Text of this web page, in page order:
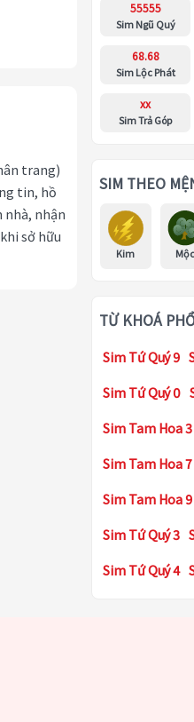
trang)
tin, hồ
nhà, nhận
sở hữu
55555
Sim Ngũ Quý
68.68
Sim Lộc Phát
xx
Sim Trả Góp
SIM THEO
Kim Mộc
TỪ KHOÁ
Sim Tứ Quý 9
Sim Tứ Quý 0
Sim Tam Hoa 3
Sim Tam Hoa 7
Sim Tam Hoa 9
Sim Tứ Quý 3
Sim Tứ Quý 4